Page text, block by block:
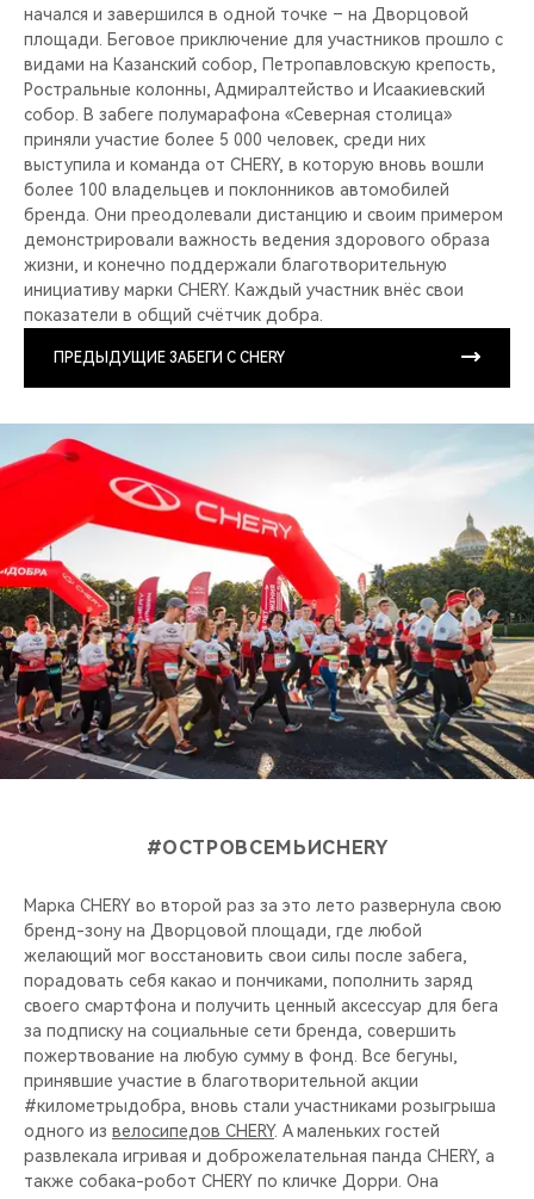
начался и завершился в одной точке – на Дворцовой
площади. Беговое приключение для участников прошло с
видами на Казанский собор, Петропавловскую крепость,
Ростральные колонны, Адмиралтейство и Исаакиевский
собор. В забеге полумарафона «Северная столица»
приняли участие более 5 000 человек, среди них
выступила и команда от CHERY, в которую вновь вошли
более 100 владельцев и поклонников автомобилей
бренда. Они преодолевали дистанцию и своим примером
демонстрировали важность ведения здорового образа
жизни, и конечно поддержали благотворительную
инициативу марки CHERY. Каждый участник внёс свои
показатели в общий счётчик добра.
ПРЕДЫДУЩИЕ ЗАБЕГИ С CHERY
#ОСТРОВСЕМЬИCHERY
Марка CHERY во второй раз за это лето развернула свою
бренд-зону на Дворцовой площади, где любой
желающий мог восстановить свои силы после забега,
порадовать себя какао и пончиками, пополнить заряд
своего смартфона и получить ценный аксессуар для бега
за подписку на социальные сети бренда, совершить
пожертвование на любую сумму в фонд. Все бегуны,
принявшие участие в благотворительной акции
#километрыдобра, вновь стали участниками розыгрыша
одного из велосипедов CHERY. А маленьких гостей
развлекала игривая и доброжелательная панда CHERY, а
также собака-робот CHERY по кличке Дорри. Она